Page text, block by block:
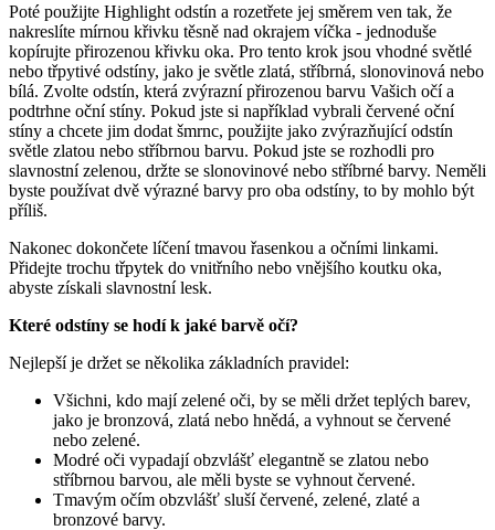
Poté použijte Highlight odstín a rozetřete jej směrem ven tak, že
nakreslíte mírnou křivku těsně nad okrajem víčka - jednoduše
kopírujte přirozenou křivku oka. Pro tento krok jsou vhodné světlé
nebo třpytivé odstíny, jako je světle zlatá, stříbrná, slonovinová nebo
bílá. Zvolte odstín, která zvýrazní přirozenou barvu Vašich očí a
podtrhne oční stíny. Pokud jste si například vybrali červené oční
stíny a chcete jim dodat šmrnc, použijte jako zvýrazňující odstín
světle zlatou nebo stříbrnou barvu. Pokud jste se rozhodli pro
slavnostní zelenou, držte se slonovinové nebo stříbrné barvy. Neměli
byste používat dvě výrazné barvy pro oba odstíny, to by mohlo být
příliš.
Nakonec dokončete líčení tmavou řasenkou a očními linkami.
Přidejte trochu třpytek do vnitřního nebo vnějšího koutku oka,
abyste získali slavnostní lesk.
Které odstíny se hodí k jaké barvě očí?
Nejlepší je držet se několika základních pravidel:
Všichni, kdo mají zelené oči, by se měli držet teplých barev,
jako je bronzová, zlatá nebo hnědá, a vyhnout se červené
nebo zelené.
Modré oči vypadají obzvlášť elegantně se zlatou nebo
stříbrnou barvou, ale měli byste se vyhnout červené.
Tmavým očím obzvlášť sluší červené, zelené, zlaté a
bronzové barvy.